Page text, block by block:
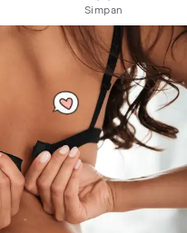
Simpan